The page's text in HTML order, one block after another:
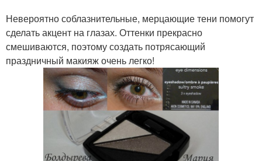
Невероятно соблазнительные, мерцающие тени помогут
сделать акцент на глазах. Оттенки прекрасно
смешиваются, поэтому создать потрясающий
праздничный макияж очень легко!